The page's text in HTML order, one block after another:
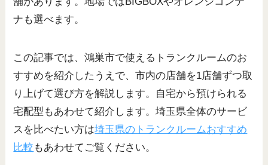
ナも選べます。
この記事では、鴻巣市で使えるトランクルームのお
すすめを紹介したうえで、市内の店舗を1店舗ずつ取
り上げて選び方を解説します。自宅から預けられる
宅配型もあわせて紹介します。埼玉県全体のサービ
スを比べたい方は埼玉県のトランクルームおすすめ
比較 もあわせてご覧ください。